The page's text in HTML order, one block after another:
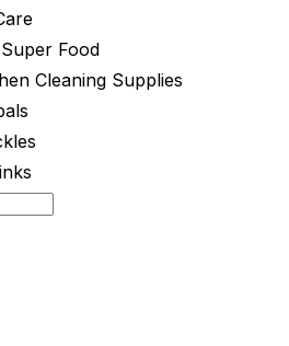
Food
Cleaning Supplies